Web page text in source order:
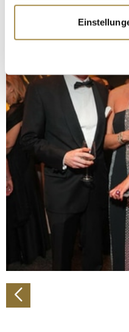
Informationen über
erfassen, welche bis
bestimmten
Erfahren Sie mehr
verarbeitet werden, und
Abschnitt Einzelheiten
Wir verwenden Cookies,
personalisieren,
zu können und die
analysieren. Außerdem
Verwendung unserer
soziale Medien, Werbung
Partner führen diese
weiteren Daten
gesammelt haben.